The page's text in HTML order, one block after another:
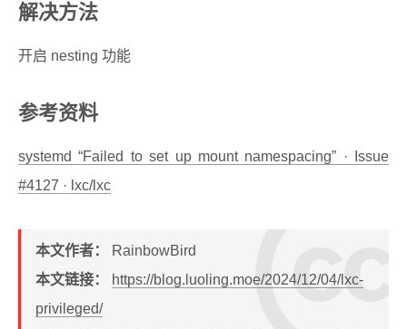
解决方法
开启 nesting 功能
参考资料
systemd “Failed to set up mount namespacing” · Issue
#4127 · lxc/lxc
本文作者：
RainbowBird
本文链接：
https://blog.luoling.moe/2024/12/04/lxc-
privileged/